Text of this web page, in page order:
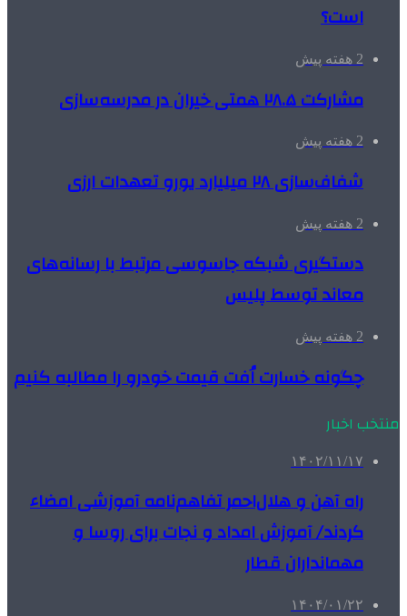
است؟
2 هفته پیش
مشارکت ۲۸.۵ همتی خیران در مدرسه‌سازی
2 هفته پیش
شفاف‌سازی ۲۸ میلیارد یورو تعهدات ارزی
2 هفته پیش
دستگیری شبکه جاسوسی مرتبط با رسانه‌های
معاند توسط پلیس
2 هفته پیش
چگونه خسارت اُفت قیمت خودرو را مطالبه کنیم
منتخب اخبار
۱۴۰۲/۱۱/۱۷
راه آهن و هلال‌احمر تفاهم‌نامه آموزشی امضاء
کردند/ آموزش امداد و نجات برای روسا و
مهمانداران قطار
۱۴۰۴/۰۱/۲۲